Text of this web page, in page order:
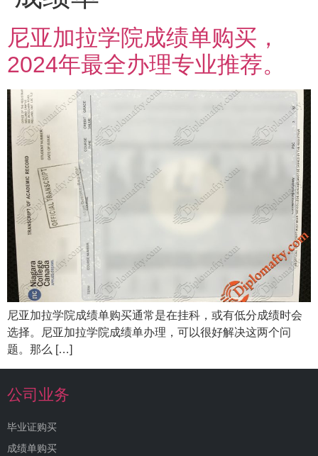
尼亚加拉学院成绩单购买，
2024年最全办理专业推荐。
尼亚加拉学院成绩单购买通常是在挂科，或有低分成绩时会
选择。尼亚加拉学院成绩单办理，可以很好解决这两个问
题。那么 […]
公司业务
毕业证购买
成绩单购买